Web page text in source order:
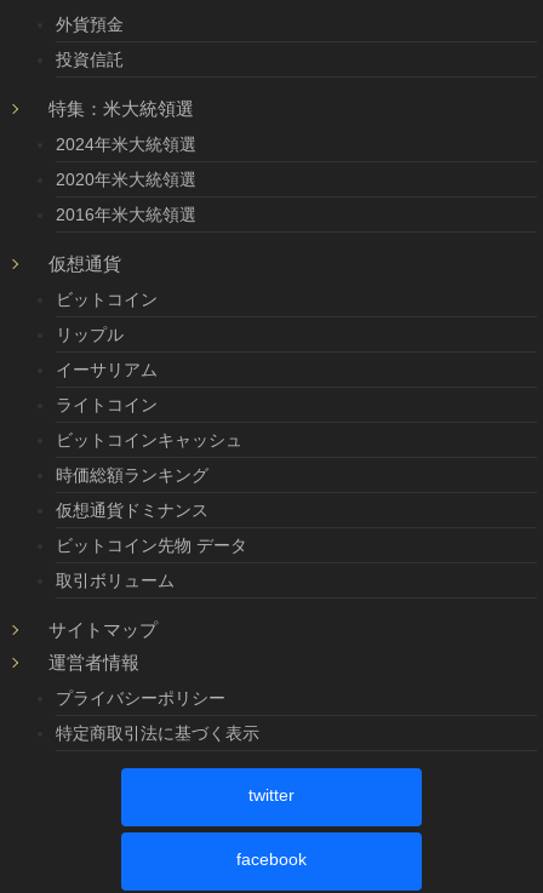
外貨預金
投資信託
特集：米大統領選
2024年米大統領選
2020年米大統領選
2016年米大統領選
仮想通貨
ビットコイン
リップル
イーサリアム
ライトコイン
ビットコインキャッシュ
時価総額ランキング
仮想通貨ドミナンス
ビットコイン先物 データ
取引ボリューム
サイトマップ
運営者情報
プライバシーポリシー
特定商取引法に基づく表示
twitter
facebook